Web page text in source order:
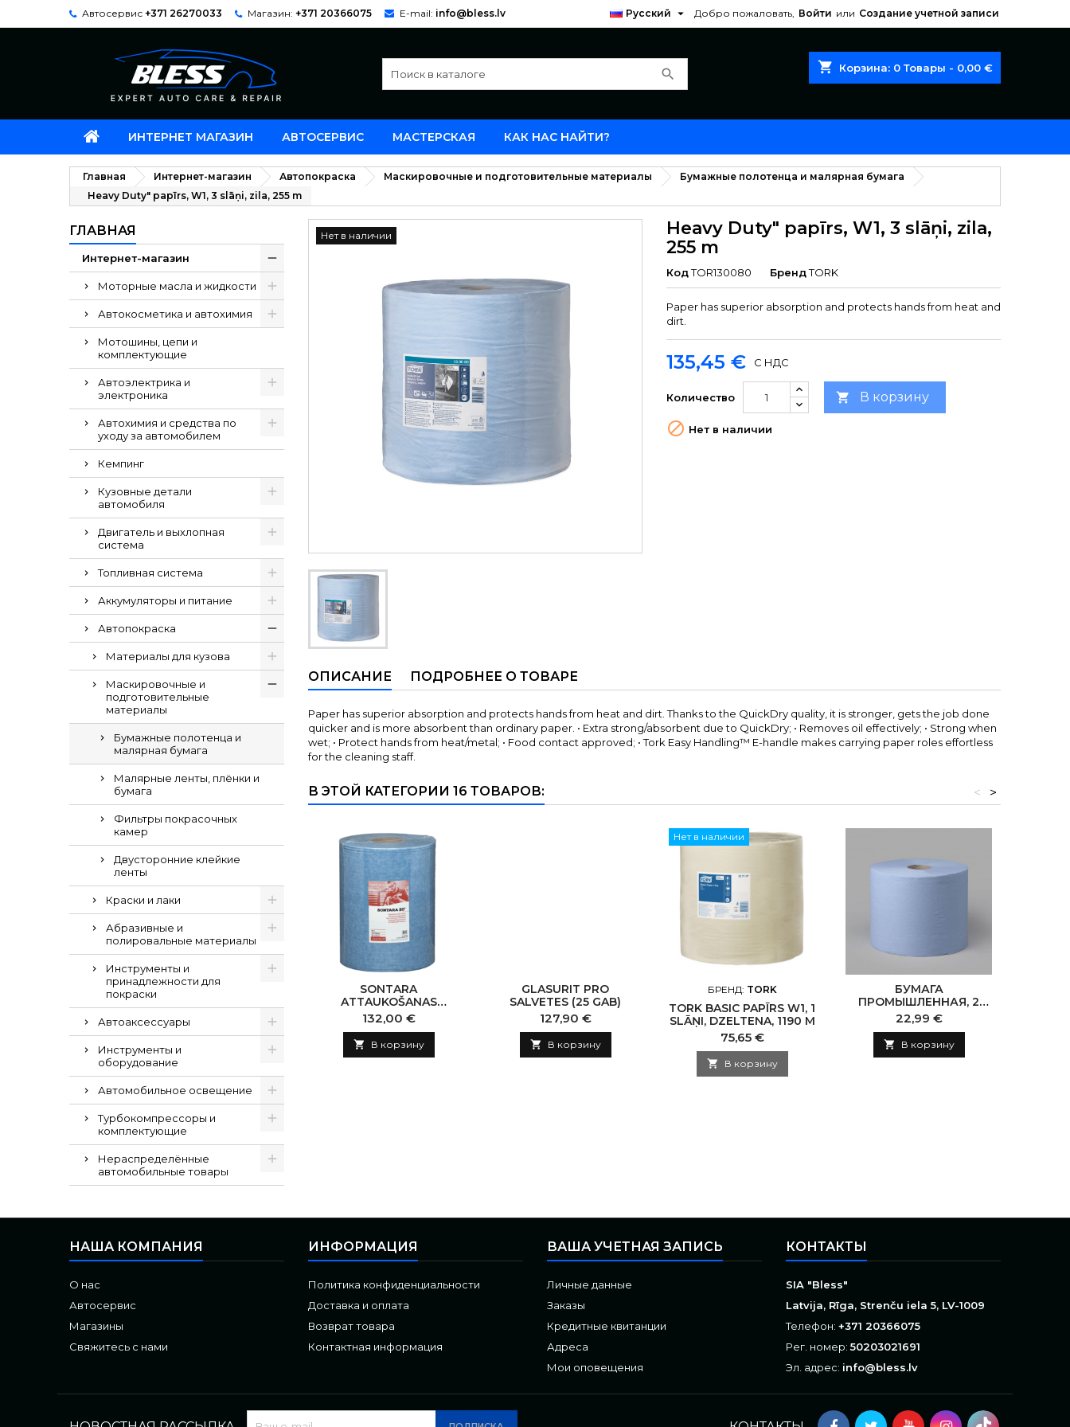
Автосервис +371 26270033 Магазин: +371 20366075 E-mail: info@bless.lv Добро пожаловать, Войти или Создание учетной записи
Русский 
shopping_cart Корзина: 0 Товары - 0,00 €
search
ИНТЕРНЕТ МАГАЗИН АВТОСЕРВИС МАСТЕРСКАЯ КАК НАС НАЙТИ?
Главная Интернет-магазин Автопокраска Маскировочные и подготовительные материалы
Бумажные полотенца и малярная бумага
Heavy Duty" papīrs, W1, 3 slāņi, zila, 255 m
ГЛАВНАЯ
Интернет-магазин
Моторные масла и жидкости
Автокосметика и автохимия
Мотошины, цепи и
комплектующие
Автоэлектрика и
электроника
Автохимия и средства по
уходу за автомобилем
Кемпинг
Кузовные детали
автомобиля
Двигатель и выхлопная
система
Топливная система
Аккумуляторы и питание
Автопокраска
Материалы для кузова
Маскировочные и
подготовительные
материалы
Бумажные полотенца и
малярная бумага
Малярные ленты, плёнки и
бумага
Фильтры покрасочных
камер
Двусторонние клейкие
ленты
Краски и лаки
Абразивные и
полировальные материалы
Инструменты и
принадлежности для
покраски
Автоаксессуары
Инструменты и
оборудование
Автомобильное освещение
Турбокомпрессоры и
комплектующие
Нераспределённые
автомобильные товары
Нет в наличии
Heavy Duty" papīrs, W1, 3 slāņi, zila,
255 m
КодTOR130080 БрендTORK
Paper has superior absorption and protects hands from heat and
dirt.
135,45 € С НДС
Количество  В корзину
 Нет в наличии
ОПИСАНИЕ ПОДРОБНЕЕ О ТОВАРЕ
Paper has superior absorption and protects hands from heat and dirt. Thanks to the QuickDry quality, it is stronger, gets the job done
quicker and is more absorbent than ordinary paper. • Extra strong/absorbent due to QuickDry; • Removes oil effectively; • Strong when
wet; • Protect hands from heat/metal; • Food contact approved; • Tork Easy Handling™ E-handle makes carrying paper roles effortless
for the cleaning staff.
В ЭТОЙ КАТЕГОРИИ 16 ТОВАРОВ: >
<
SONTARA
ATTAUKOŠANAS
SALVETES RULLĪ
30X38CM, 400GAB.,
ZILAS
Цена
132,00 €
 В корзину
GLASURIT PRO
SALVETES (25 GAB)
Цена
127,90 €
 В корзину
Нет в наличии
БРЕНД: TORK
TORK BASIC PAPĪRS W1, 1
SLĀŅI, DZELTENA, 1190 M
Цена
75,65 €
 В корзину
БУМАГА
ПРОМЫШЛЕННАЯ, 2
СЛОЯ, РУЛОН 350М
Цена
22,99 €
 В корзину
НАША КОМПАНИЯ
О нас
Автосервис
Магазины
Свяжитесь с нами
ИНФОРМАЦИЯ
Политика конфиденциальности
Доставка и оплата
Возврат товара
Контактная информация
ВАША УЧЕТНАЯ ЗАПИСЬ
Личные данные
Заказы
Кредитные квитанции
Адреса
Мои оповещения
КОНТАКТЫ
SIA "Bless"
Latvija, Rīga, Strenču iela 5, LV-1009
Телефон: +371 20366075
Рег. номер:50203021691
Эл. адрес: info@bless.lv